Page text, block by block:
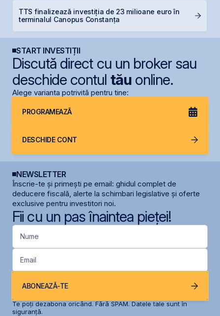
TTS finalizează investiția de 23 milioane euro în
terminalul Canopus Constanța
START INVESTIȚII
Discută direct cu un broker sau
deschide contul tăuonline.
Alege varianta potrivită pentru tine:
PROGRAMEAZĂ
DESCHIDE CONT
NEWSLETTER
Înscrie-te și primești pe email: ghidul complet de
deducere fiscală, alerte la schimbari legislative și oferte
exclusive pentru investitori noi.
Fii cu un pas înaintea pieței!
Nume
Email
ABONEAZĂ-TE
Te poți dezabona oricând. Fără SPAM. Datele tale sunt în
siguranță.